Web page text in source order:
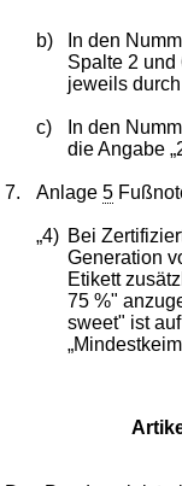
b)
In den
Spalte 2 und
jeweils
c)
In den
die Angabe
7. Anlage5
„4) Bei
Generation
Etikett
75 %"
sweet" ist